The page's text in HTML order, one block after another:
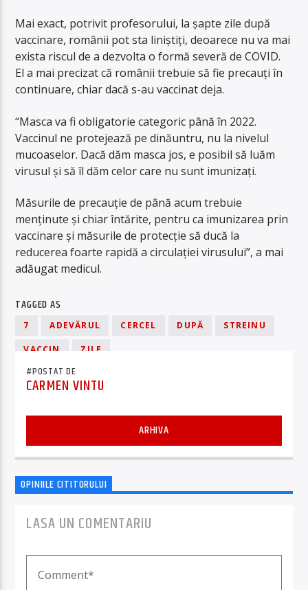
Mai exact, potrivit profesorului, la șapte zile după
vaccinare, românii pot sta liniștiți, deoarece nu va mai
exista riscul de a dezvolta o formă severă de COVID.
El a mai precizat că românii trebuie să fie precauți în
continuare, chiar dacă s-au vaccinat deja.
“Masca va fi obligatorie categoric până în 2022.
Vaccinul ne protejează pe dinăuntru, nu la nivelul
mucoaselor. Dacă dăm masca jos, e posibil să luăm
virusul și să îl dăm celor care nu sunt imunizați.
Măsurile de precauție de până acum trebuie
menținute și chiar întărite, pentru ca imunizarea prin
vaccinare și măsurile de protecție să ducă la
reducerea foarte rapidă a circulației virusului”, a mai
adăugat medicul.
TAGGED AS
7 ADEVĂRUL CERCEL DUPĂ STREINU
VACCIN ZILE
#POSTAT DE
CARMEN VINTU
ARHIVA
OPINIILE CITITORULUI
LASA UN COMENTARIU